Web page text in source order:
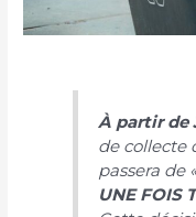
À partir de
de collecte
passera de
UNE FOIS